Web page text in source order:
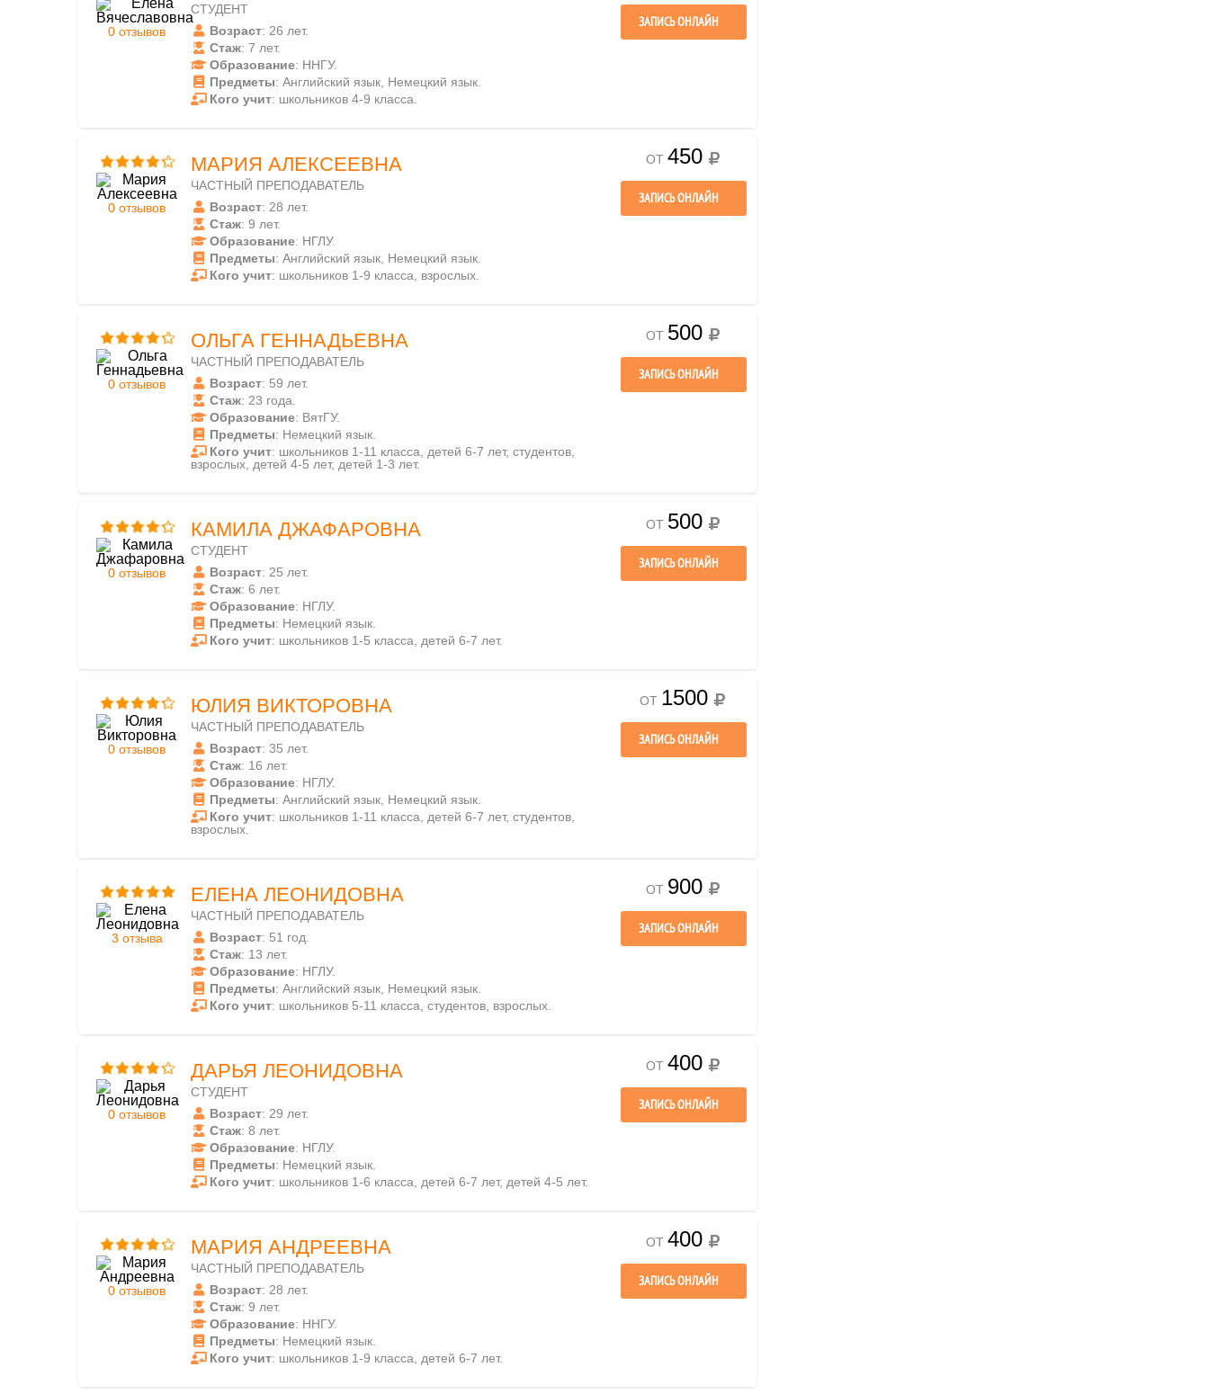
0 отзывов
СТУДЕНТ
Возраст: 26 лет.
Стаж: 7 лет.
Образование: ННГУ.
Предметы: Английский язык, Немецкий язык.
Кого учит: школьников 4-9 класса.
ЗАПИСЬ ОНЛАЙН
0 отзывов
МАРИЯ АЛЕКСЕЕВНА
ЧАСТНЫЙ ПРЕПОДАВАТЕЛЬ
Возраст: 28 лет.
Стаж: 9 лет.
Образование: НГЛУ.
Предметы: Английский язык, Немецкий язык.
Кого учит: школьников 1-9 класса, взрослых.
ОТ 450
ЗАПИСЬ ОНЛАЙН
0 отзывов
ОЛЬГА ГЕННАДЬЕВНА
ЧАСТНЫЙ ПРЕПОДАВАТЕЛЬ
Возраст: 59 лет.
Стаж: 23 года.
Образование: ВятГУ.
Предметы: Немецкий язык.
Кого учит: школьников 1-11 класса, детей 6-7 лет, студентов,
взрослых, детей 4-5 лет, детей 1-3 лет.
ОТ 500
ЗАПИСЬ ОНЛАЙН
0 отзывов
КАМИЛА ДЖАФАРОВНА
СТУДЕНТ
Возраст: 25 лет.
Стаж: 6 лет.
Образование: НГЛУ.
Предметы: Немецкий язык.
Кого учит: школьников 1-5 класса, детей 6-7 лет.
ОТ 500
ЗАПИСЬ ОНЛАЙН
0 отзывов
ЮЛИЯ ВИКТОРОВНА
ЧАСТНЫЙ ПРЕПОДАВАТЕЛЬ
Возраст: 35 лет.
Стаж: 16 лет.
Образование: НГЛУ.
Предметы: Английский язык, Немецкий язык.
Кого учит: школьников 1-11 класса, детей 6-7 лет, студентов,
взрослых.
ОТ 1500
ЗАПИСЬ ОНЛАЙН
3 отзыва
ЕЛЕНА ЛЕОНИДОВНА
ЧАСТНЫЙ ПРЕПОДАВАТЕЛЬ
Возраст: 51 год.
Стаж: 13 лет.
Образование: НГЛУ.
Предметы: Английский язык, Немецкий язык.
Кого учит: школьников 5-11 класса, студентов, взрослых.
ОТ 900
ЗАПИСЬ ОНЛАЙН
0 отзывов
ДАРЬЯ ЛЕОНИДОВНА
СТУДЕНТ
Возраст: 29 лет.
Стаж: 8 лет.
Образование: НГЛУ.
Предметы: Немецкий язык.
Кого учит: школьников 1-6 класса, детей 6-7 лет, детей 4-5 лет.
ОТ 400
ЗАПИСЬ ОНЛАЙН
0 отзывов
МАРИЯ АНДРЕЕВНА
ЧАСТНЫЙ ПРЕПОДАВАТЕЛЬ
Возраст: 28 лет.
Стаж: 9 лет.
Образование: ННГУ.
Предметы: Немецкий язык.
Кого учит: школьников 1-9 класса, детей 6-7 лет.
ОТ 400
ЗАПИСЬ ОНЛАЙН